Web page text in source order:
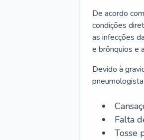
De acordo
condições
as infecções
e brônquios e
Devido à
Falta
Tosse